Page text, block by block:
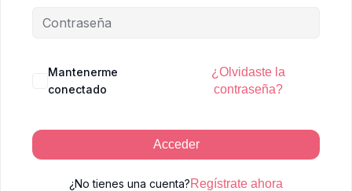
Mantenerme
conectado
¿Olvidaste la
contraseña?
Acceder
¿No tienes una cuenta?Regístrate ahora